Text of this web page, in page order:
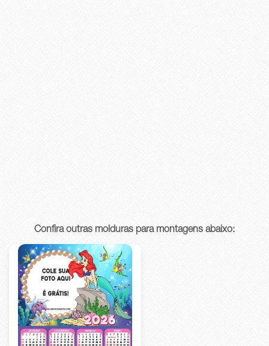
Confira outras molduras para montagens abaixo: